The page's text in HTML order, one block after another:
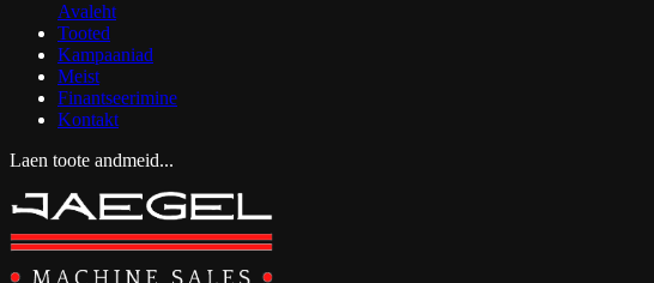
Avaleht
Tooted
Kampaaniad
Meist
Finantseerimine
Kontakt
Laen toote andmeid...